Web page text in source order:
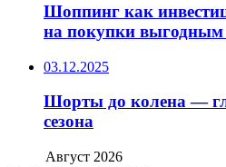
Шоппинг как
на покупки
03.12.2025
Шорты до колена —
сезона
Август 2026